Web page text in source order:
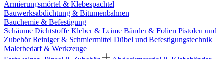
Armierungsmörtel & Klebespachtel
Bauwerksabdichtung & Bitumenbahnen
Bauchemie & Befestigung
Schäume Dichtstoffe Kleber & Leime Bänder & Folien Pistolen und
ZubehörReiniger & Schmiermittel Dübel und Befestigungstechnik
Malerbedarf & Werkzeuge